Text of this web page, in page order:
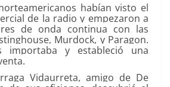
habían visto el
de la radio y empezaron a
de onda continua con las
Murdock, y Paragon.
importaba y estableció una
Vidaurreta, amigo de De